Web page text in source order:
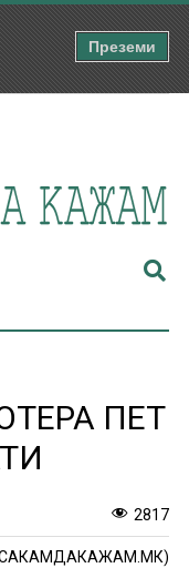
ПЕТ
2817
(САКАМДАКАЖАМ.МК)
Преземи